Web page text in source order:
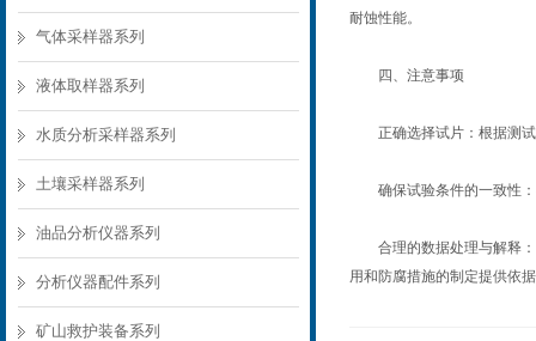
气体采样器系列
液体取样器系列
水质分析采样器系列
土壤采样器系列
油品分析仪器系列
分析仪器配件系列
矿山救护装备系列
耐蚀性能。
四、注意事项
正确选择试片：根据测试
确保试验条件的一致性：
合理的数据处理与解释：
用和防腐措施的制定提供依